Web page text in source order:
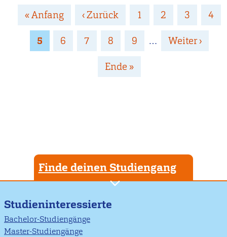
Seitennummerierung
Erste
Seite
« Anfang
Vorherige
‹ Zurück Page
1 Page
2 Page
3 4
Page
5 Page
6 Page
7 Page
8 Page
9 …
Nächste
Weiter ›
Letzte
Ende »
Finde deinen Studiengang
Studieninteressierte
Bachelor-Studiengänge
Master-Studiengänge